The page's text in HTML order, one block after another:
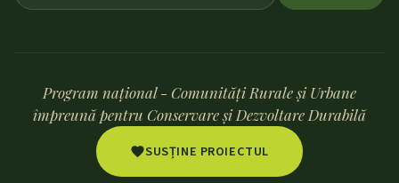
Program național - Comunități Rurale și Urbane
împreună pentru Conservare și Dezvoltare Durabilă
SUSȚINE PROIECTUL